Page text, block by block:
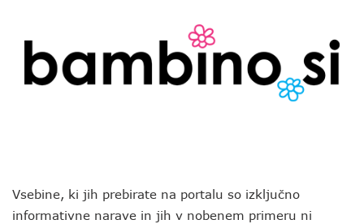
Vsebine, ki jih prebirate na portalu so izključno
informativne narave in jih v nobenem primeru ni